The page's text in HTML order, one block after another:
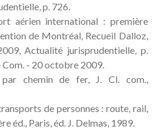
p. 726.
aérien international : première
de Montréal, Recueil Dalloz,
Actualité jurisprudentielle, p.
Com. - 20 octobre 2009.
par chemin de fer, J. Cl. com.,
de personnes : route, rail,
éd., Paris, éd. J. Delmas, 1989.